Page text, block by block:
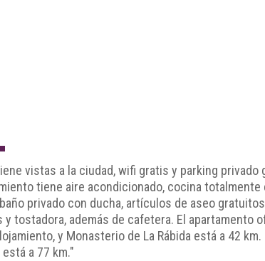
vistas a la ciudad, wifi gratis y parking privado
tiene aire acondicionado, cocina totalmente
privado con ducha, artículos de aseo
y tostadora, además de cafetera. El apartamento
y Monasterio de La Rábida está a 42
a 77 km."